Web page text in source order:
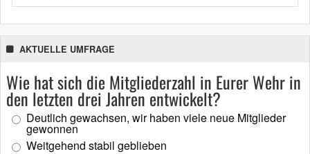
AKTUELLE UMFRAGE
Wie hat sich die Mitgliederzahl in Eurer Wehr in
den letzten drei Jahren entwickelt?
Deutlich gewachsen, wir haben viele neue Mitglieder
gewonnen
Weitgehend stabil geblieben